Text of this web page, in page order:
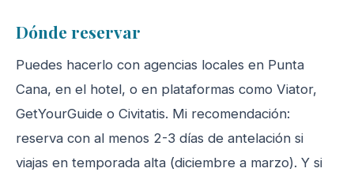
Dónde reservar
Puedes hacerlo con agencias locales en Punta
Cana, en el hotel, o en plataformas como Viator,
GetYourGuide o Civitatis. Mi recomendación:
reserva con al menos 2-3 días de antelación si
viajas en temporada alta (diciembre a marzo). Y si